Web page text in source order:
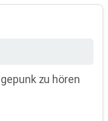
zu hören